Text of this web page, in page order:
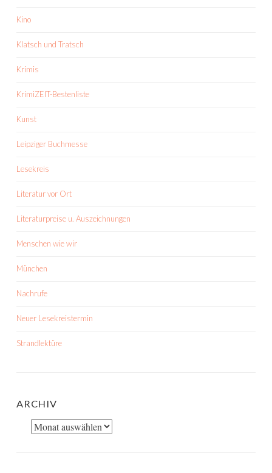
Kino
Klatsch und Tratsch
Krimis
KrimiZEIT-Bestenliste
Kunst
Leipziger Buchmesse
Lesekreis
Literatur vor Ort
Literaturpreise u. Auszeichnungen
Menschen wie wir
München
Nachrufe
Neuer Lesekreistermin
Strandlektüre
ARCHIV
Archiv